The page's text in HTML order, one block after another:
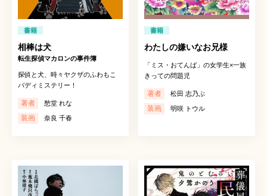
書籍
相棒は犬
転生探偵マカロンの事件簿
探偵と犬、時々ヤクザのふわもこ
バディミステリー！
著者 愁堂 れな
装画 奈良 千春
書籍
わたしの嫌いなお兄様
「ミス・おてんば」の女学生×一族
きっての問題児
著者 松田 志乃ぶ
装画 明咲 トウル